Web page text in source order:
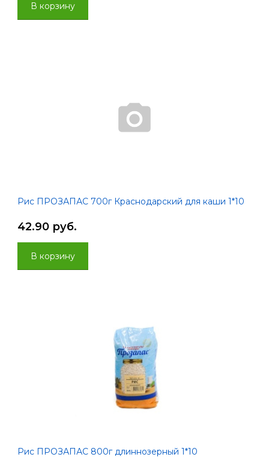
В корзину
Рис ПРОЗАПАС 700г Краснодарский для каши 1*10
42.90 руб.
В корзину
Рис ПРОЗАПАС 800г длиннозерный 1*10